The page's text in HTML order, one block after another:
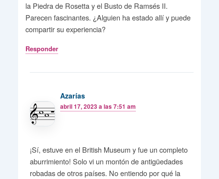
la Piedra de Rosetta y el Busto de Ramsés II.
Parecen fascinantes. ¿Alguien ha estado allí y puede
compartir su experiencia?
Responder
Azarías
abril 17, 2023 a las 7:51 am
¡Sí, estuve en el British Museum y fue un completo
aburrimiento! Solo vi un montón de antigüedades
robadas de otros países. No entiendo por qué la